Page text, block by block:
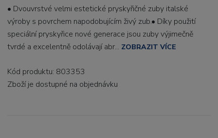
• Dvouvrstvé velmi estetické pryskyřičné zuby italské
výroby s povrchem napodobujícím živý zub.• Díky použití
speciální pryskyřice nové generace jsou zuby výjimečně
tvrdé a excelentně odolávají abr... ZOBRAZIT VÍCE
Kód produktu: 803353
Zboží je dostupné na objednávku